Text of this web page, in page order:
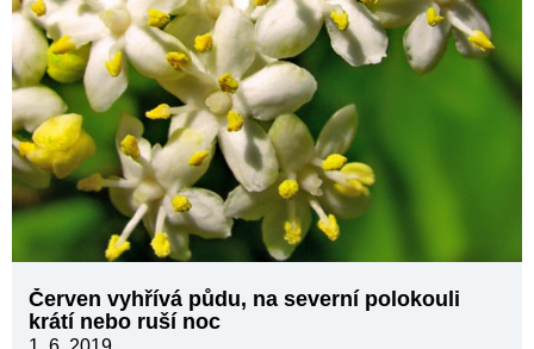
Červen vyhřívá půdu, na severní polokouli
krátí nebo ruší noc